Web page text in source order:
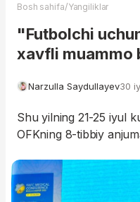
Bosh sahifa/Yangiliklar
"Futbolchi
xavfli muammo
Narzulla Saydullayev30
Shu yilning 21-25 iyul
OFKning 8-tibbiy